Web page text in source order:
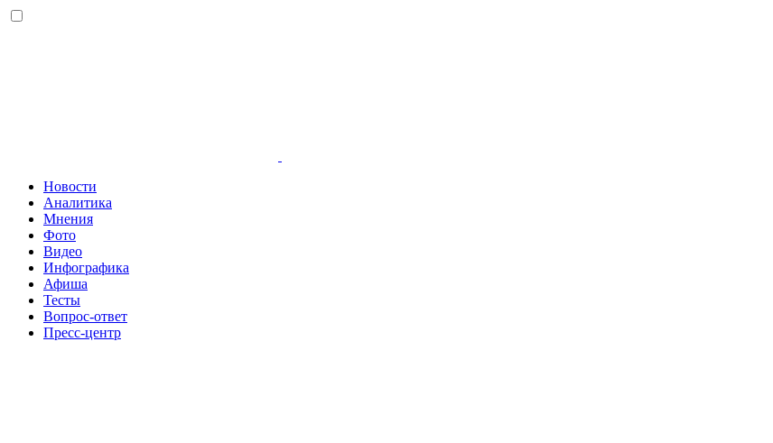
Новости
Аналитика
Мнения
Фото
Видео
Инфографика
Афиша
Тесты
Вопрос-ответ
Пресс-центр